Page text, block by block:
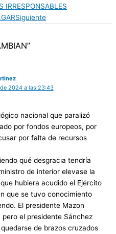
IRRESPONSABLES
Siguiente
2024 a las 23:43
nacional que paralizó
por fondos europeos, por
por falta de recursos
qué desgracia tendría
de interior elevase la
hubiera acudido el Ejército
que se tuvo conocimiento
El presidente Mazon
el presidente Sánchez
de brazos cruzados